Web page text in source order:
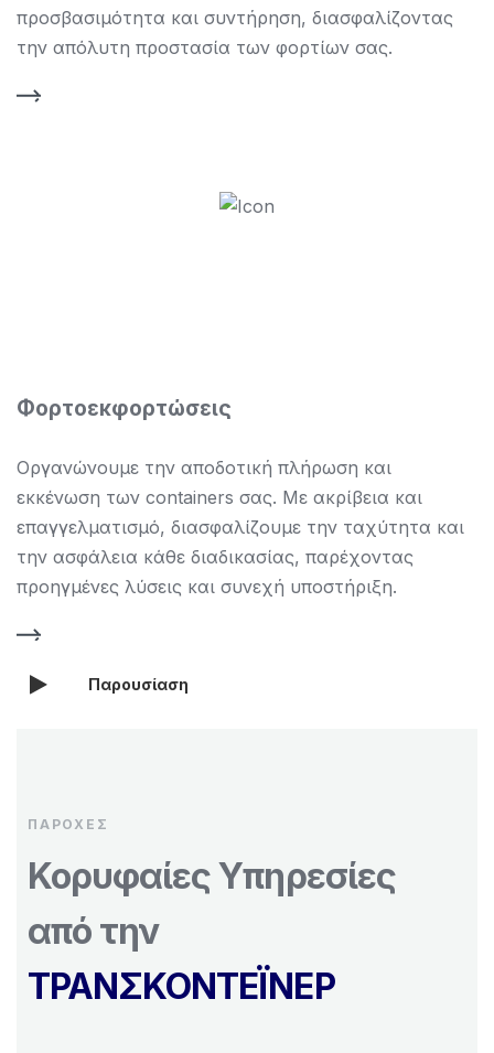
προσβασιμότητα και συντήρηση, διασφαλίζοντας
την απόλυτη προστασία των φορτίων σας.
Φορτοεκφορτώσεις
Οργανώνουμε την αποδοτική πλήρωση και
εκκένωση των containers σας. Με ακρίβεια και
επαγγελματισμό, διασφαλίζουμε την ταχύτητα και
την ασφάλεια κάθε διαδικασίας, παρέχοντας
προηγμένες λύσεις και συνεχή υποστήριξη.
Παρουσίαση
ΠΑΡΟΧΈΣ
Κορυφαίες Υπηρεσίες
από την
ΤΡΑΝΣΚΟΝΤΕΪΝΕΡ